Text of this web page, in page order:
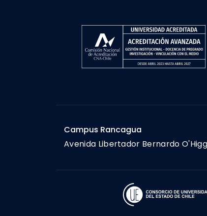
Campus Rancagua
Avenida Libertador Bernardo